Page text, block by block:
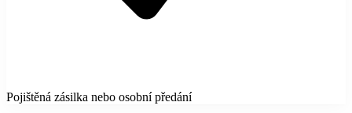
Pojištěná zásilka nebo osobní předání